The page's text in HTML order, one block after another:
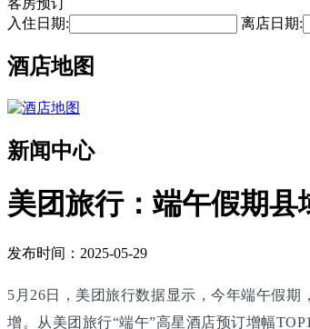
客房预订
入住日期:
离店日期:
酒店地图
新闻中心
美团旅行：端午假期
发布时间：2025-05-29
5月26日，美团旅行数据显示，今年端午假
增。从美团旅行“端午”高星酒店预订增幅